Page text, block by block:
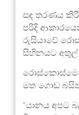
සඳ තරණය
පරිදි
රුසියාවේ
සිහිනයට
මත ගොඩ
“යානය අපට